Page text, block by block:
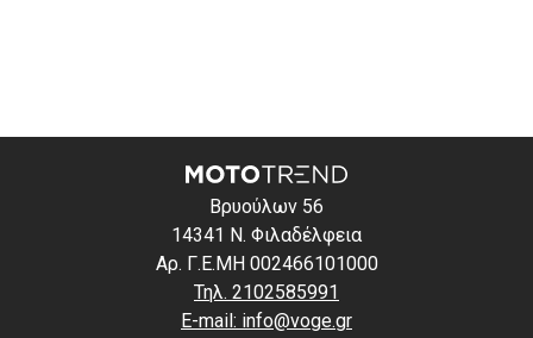
Βρυούλων 56
14341 Ν. Φιλαδέλφεια
Αρ. Γ.Ε.ΜΗ 002466101000
Τηλ. 2102585991
E-mail: info@voge.gr